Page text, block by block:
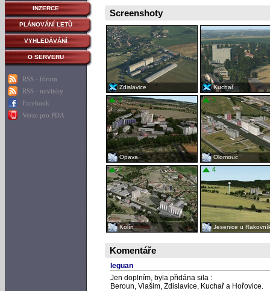
INZERCE
PLÁNOVÁNÍ LETŮ
VYHLEDÁVÁNÍ
O SERVERU
RSS - fórum
RSS - novinky
Facebook
Verze pro PDA
Screenshoty
Zdislavice Kuchař
3
Opava
3
Olomouc
4
Kolín
4
Jesenice u
Komentáře
leguan
Jen doplním, byla přidána sila :
Beroun, Vlašim, Zdislavice, Kuchař a Hořovice.